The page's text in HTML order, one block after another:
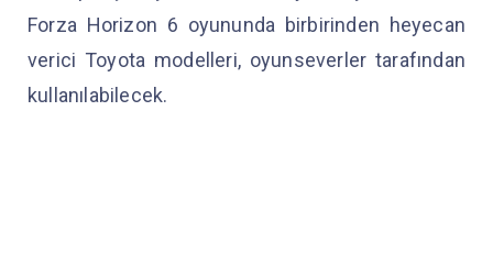
Forza Horizon 6 oyununda birbirinden heyecan
verici Toyota modelleri, oyunseverler tarafından
kullanılabilecek.